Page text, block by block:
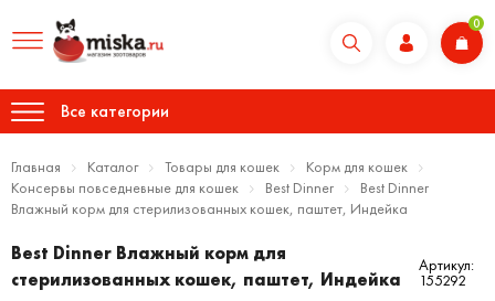
0
Все категории
Главная Каталог Товары для кошек
Корм для кошек
Консервы повседневные для кошек
Best Dinner
Best Dinner
Влажный корм для стерилизованных кошек, паштет, Индейка
Best Dinner Влажный корм для
стерилизованных кошек, паштет, Индейка
Артикул:
155292